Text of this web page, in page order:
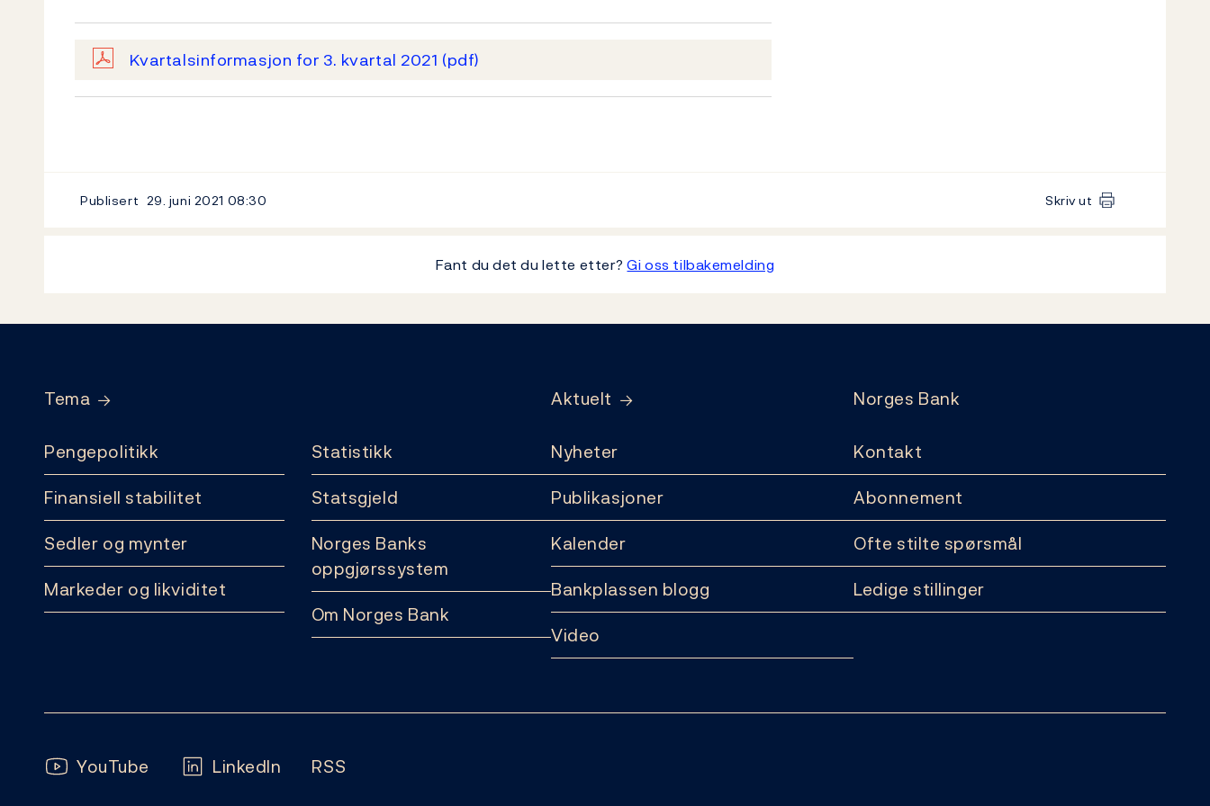
Kvartalsinformasjon for 3. kvartal 2021 (pdf)
Publisert 29. juni 2021 08:30 Skriv ut
Fant du det du lette etter?Gi oss tilbakemelding
Tema
Pengepolitikk
Finansiell stabilitet
Sedler og mynter
Markeder og likviditet
Statistikk
Statsgjeld
Norges Banks
oppgjørssystem
Om Norges Bank
Aktuelt
Nyheter
Publikasjoner
Kalender
Bankplassen blogg
Video
Norges Bank
Kontakt
Abonnement
Ofte stilte spørsmål
Ledige stillinger
Følg oss:
YouTube LinkedIn RSS